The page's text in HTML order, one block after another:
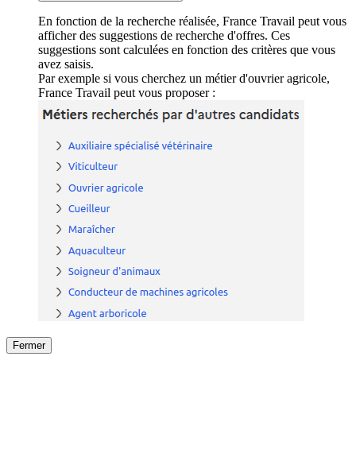
En fonction de la recherche réalisée, France Travail peut vous
afficher des suggestions de recherche d'offres. Ces
suggestions sont calculées en fonction des critères que vous
avez saisis.
Par exemple si vous cherchez un métier d'ouvrier agricole,
France Travail peut vous proposer :
Fermer